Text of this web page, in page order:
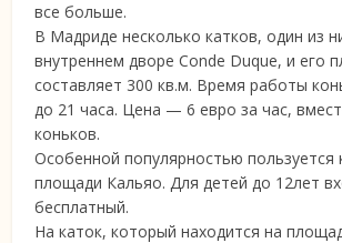
все больше.
В Мадриде несколько катков, один из
внутреннем дворе Conde Duque, и его
составляет 300 кв.м. Время работы
до 21 часа. Цена — 6 евро за час,
коньков.
Особенной популярностью пользуется
площади Кальяо. Для детей до 12лет
бесплатный.
На каток, который находится на